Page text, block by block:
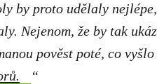
by proto udělaly
Nejenom, že by tak
pověst poté, co vyšlo
“